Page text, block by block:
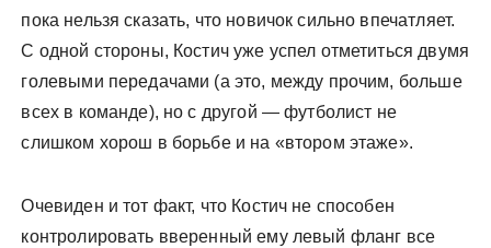
пока нельзя сказать, что новичок сильно впечатляет.
С одной стороны, Костич уже успел отметиться двумя
голевыми передачами (а это, между прочим, больше
всех в команде), но с другой — футболист не
слишком хорош в борьбе и на «втором этаже».
Очевиден и тот факт, что Костич не способен
контролировать вверенный ему левый фланг все